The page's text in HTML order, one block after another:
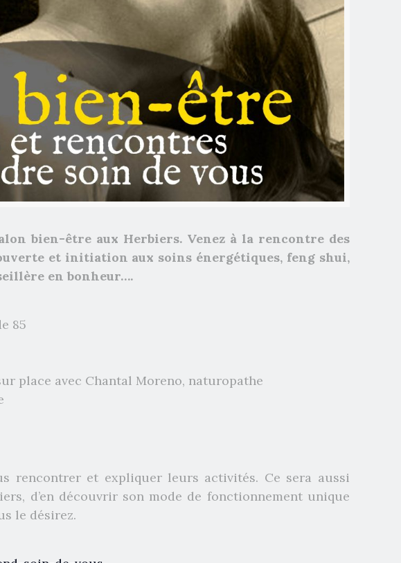
bien-être aux Herbiers. Venez à la rencontre des
et initiation aux soins énergétiques, feng shui,
en bonheur….
85
place avec Chantal Moreno, naturopathe
rencontrer et expliquer leurs activités. Ce sera aussi
d’en découvrir son mode de fonctionnement unique
le désirez.